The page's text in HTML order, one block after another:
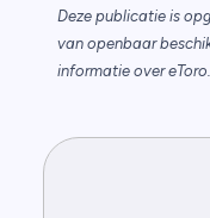
Deze publicatie is
van openbaar
informatie over eToro.